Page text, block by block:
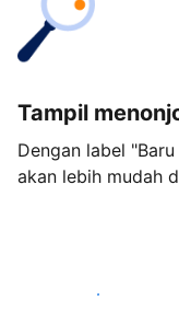
Tampil
Dengan label
akan lebih mudah
Mulai sekarang